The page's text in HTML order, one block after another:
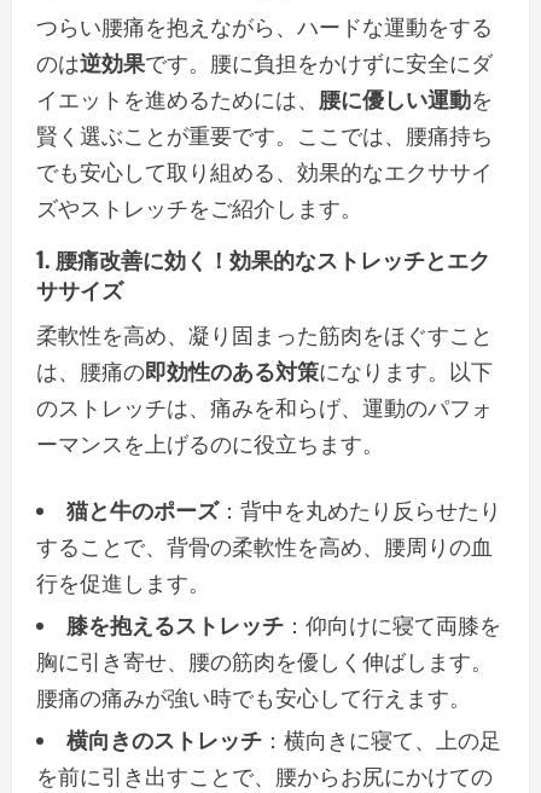
つらい腰痛を抱えながら、ハードな運動をする
のは逆効果です。腰に負担をかけずに安全にダ
イエットを進めるためには、 腰に優しい運動を
賢く選ぶことが重要です。ここでは、腰痛持ち
でも安心して取り組める、効果的なエクササイ
ズやストレッチをご紹介します。
1. 腰痛改善に効く！効果的なストレッチとエク
ササイズ
柔軟性を高め、凝り固まった筋肉をほぐすこと
は、腰痛の即効性のある対策になります。以下
のストレッチは、痛みを和らげ、運動のパフォ
ーマンスを上げるのに役立ちます。
猫と牛のポーズ：背中を丸めたり反らせたり
することで、背骨の柔軟性を高め、腰周りの血
行を促進します。
膝を抱えるストレッチ ：仰向けに寝て両膝を
胸に引き寄せ、腰の筋肉を優しく伸ばします。
腰痛の痛みが強い時でも安心して行えます。
横向きのストレッチ ：横向きに寝て、上の足
を前に引き出すことで、腰からお尻にかけての